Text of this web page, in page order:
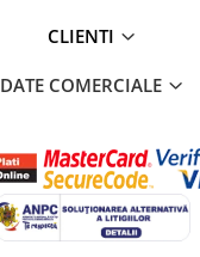
CLIENTI
DATE COMERCIALE